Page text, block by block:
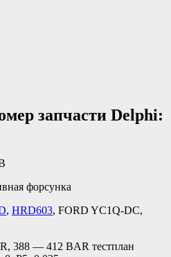
запчасти Delphi:
форсунка
, HRD603, FORD YC1Q-DC,
388 — 412 BAR тестплан